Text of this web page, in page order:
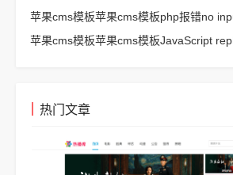
热门文章